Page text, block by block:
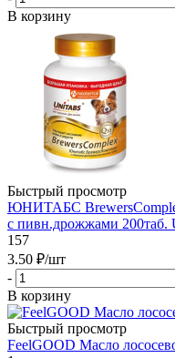
В корзину
Быстрый просмотр
ЮНИТАБС
с пивн.дрожжами 200таб.
157
3.50 ₽/шт
-
В корзину
Быстрый просмотр
FeelGOOD Масло